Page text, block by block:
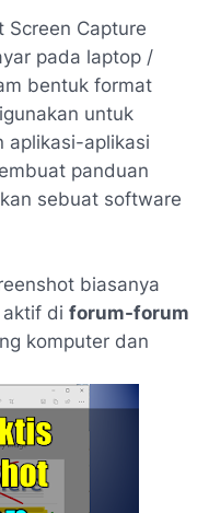
Screen Capture
pada laptop /
bentuk format
untuk
aplikasi-aplikasi
panduan
sebuat software
biasanya
di forum-forum
komputer dan